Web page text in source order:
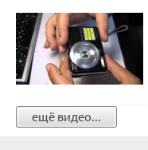
ещё видео...